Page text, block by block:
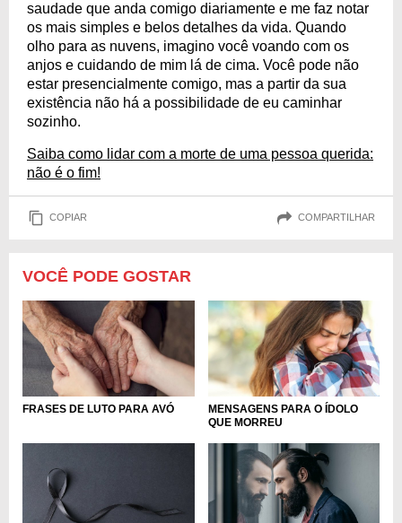
saudade que anda comigo diariamente e me faz notar
os mais simples e belos detalhes da vida. Quando
olho para as nuvens, imagino você voando com os
anjos e cuidando de mim lá de cima. Você pode não
estar presencialmente comigo, mas a partir da sua
existência não há a possibilidade de eu caminhar
sozinho.
Saiba como lidar com a morte de uma pessoa querida:
não é o fim!
COPIAR COMPARTILHAR
VOCÊ PODE GOSTAR
FRASES DE LUTO PARA AVÓ
MENSAGENS PARA O ÍDOLO
QUE MORREU